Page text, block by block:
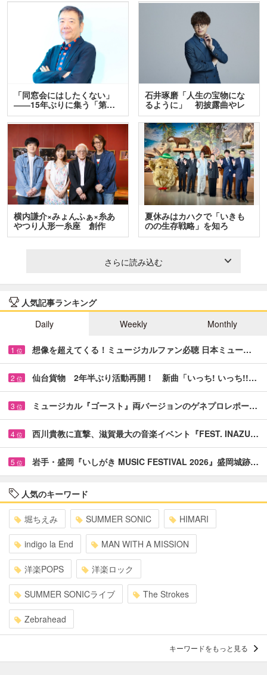
「同窓会にはしたくない」
――15年ぶりに集う「第…
石井琢磨「人生の宝物にな
るように」 初披露曲やレ
ア…
横内謙介×みょんふぁ×糸あ
やつり人形一糸座 創作
人…
夏休みはカハクで「いきも
のの生存戦略」を知ろ
う！ …
さらに読み込む
人気記事ランキング
Daily
Weekly Monthly
1 位 想像を超えてくる！ミュージカルファン必聴 日本ミュー…
2 位 仙台貨物 2年半ぶり活動再開！ 新曲「いっち! いっち!!…
3 位 ミュージカル『ゴースト』両バージョンのゲネプロレポー…
4 位 西川貴教に直撃、滋賀最大の音楽イベント『FEST. INAZU…
5 位 岩手・盛岡『いしがき MUSIC FESTIVAL 2026』盛岡城跡…
人気のキーワード
堀ちえみ SUMMER SONIC HIMARI
indigo la End MAN WITH A MISSION
洋楽POPS 洋楽ロック
SUMMER SONICライブ The Strokes
Zebrahead
キーワードをもっと見る